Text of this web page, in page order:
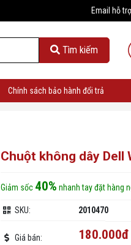
Chuột không dây Dell
Giảm sốc 40% nhanh tay đặt hàng
SKU: 2010470
Giá bán: 180.000đ
Email hỗ
Tìm kiếm
Chính sách bảo hành đổi trả